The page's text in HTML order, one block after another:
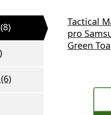
Tactical
pro
Green